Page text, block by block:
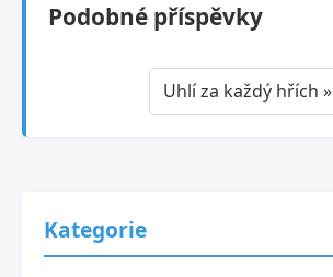
Podobné příspěvky
Uhlí za každý hřích »
Kategorie